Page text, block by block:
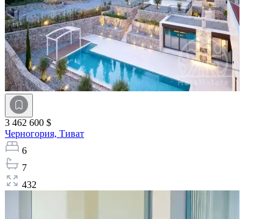
3 462 600 $
Черногория, Тиват
6
7
432